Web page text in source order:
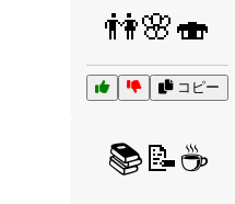
👫🌸🍣
コピー
📚📝☕